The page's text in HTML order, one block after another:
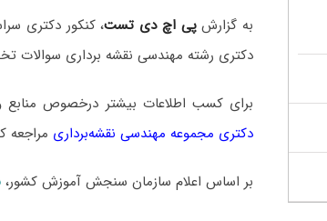
به گزارشپی اچ دی تست
دکتری رشته مهندسی نقشه برداری سوالات
برای کسب اطلاعات بیشتر درخصوص
دکتری مجموعه مهندسی نقشه‌برداری مراجعه
بر اساس اعلام سازمان سنجش آموزش کشور،